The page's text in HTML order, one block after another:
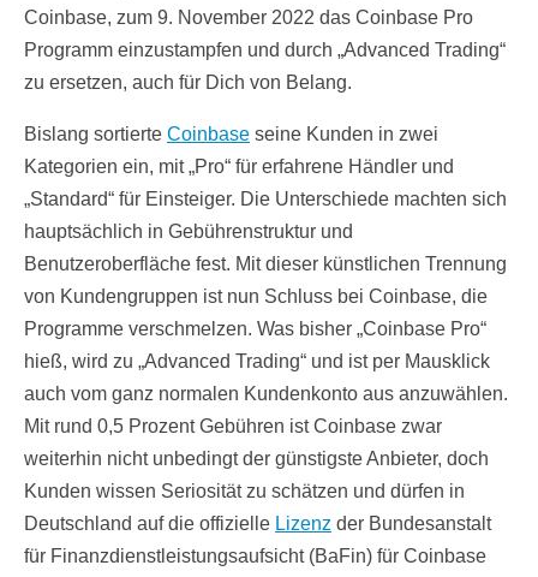
Coinbase, zum 9. November 2022 das Coinbase Pro
Programm einzustampfen und durch „Advanced Trading“
zu ersetzen, auch für Dich von Belang.
Bislang sortierte Coinbase seine Kunden in zwei
Kategorien ein, mit „Pro“ für erfahrene Händler und
„Standard“ für Einsteiger. Die Unterschiede machten sich
hauptsächlich in Gebührenstruktur und
Benutzeroberfläche fest. Mit dieser künstlichen Trennung
von Kundengruppen ist nun Schluss bei Coinbase, die
Programme verschmelzen. Was bisher „Coinbase Pro“
hieß, wird zu „Advanced Trading“ und ist per Mausklick
auch vom ganz normalen Kundenkonto aus anzuwählen.
Mit rund 0,5 Prozent Gebühren ist Coinbase zwar
weiterhin nicht unbedingt der günstigste Anbieter, doch
Kunden wissen Seriosität zu schätzen und dürfen in
Deutschland auf die offizielle Lizenz der Bundesanstalt
für Finanzdienstleistungsaufsicht (BaFin) für Coinbase